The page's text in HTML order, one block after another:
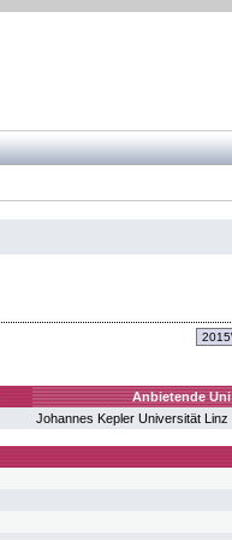
Anbietende Uni
Johannes Kepler Universität Linz